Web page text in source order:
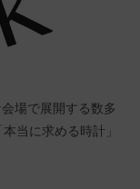
場で展開する数多
当に求める時計」